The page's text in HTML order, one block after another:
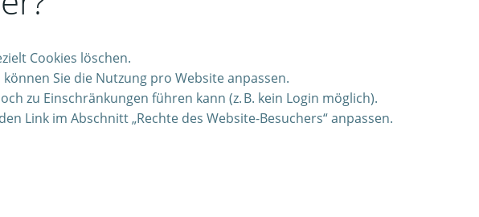
Cookies löschen.
Sie die Nutzung pro Website anpassen.
zu Einschränkungen führen kann (z. B. kein Login möglich).
Link im Abschnitt „Rechte des Website-Besuchers“ anpassen.